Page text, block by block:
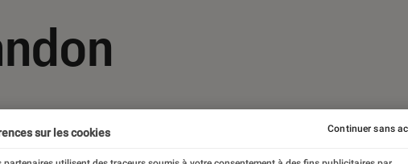
sur les cookies Continuer sans